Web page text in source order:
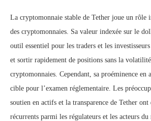
La cryptomonnaie stable de Tether joue un rôle
des cryptomonnaies. Sa valeur indexée sur le
outil essentiel pour les traders et les
et sortir rapidement de positions sans la volatilité
cryptomonnaies. Cependant, sa proéminence en
cible pour l’examen réglementaire. Les
soutien en actifs et la transparence de Tether ont
récurrents parmi les régulateurs et les acteurs du